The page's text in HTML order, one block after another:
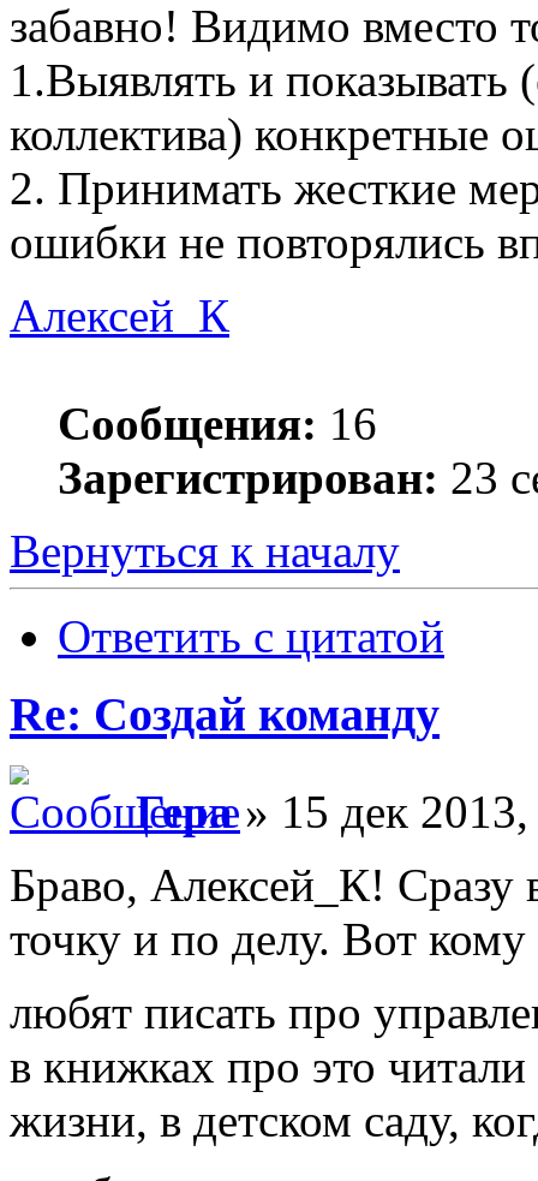
забавно! Видимо вместо
1.Выявлять и показывать
коллектива) конкретные
2. Принимать жесткие
ошибки не повторялись
Алексей_К
Сообщения: 16
Зарегистрирован: 23
Вернуться к началу
Ответить с цитатой
Re: Создай команду
Гера» 15 дек
Браво, Алексей_К! Сразу
точку и по делу. Вот
любят писать про
в книжках про это
жизни, в детском саду,